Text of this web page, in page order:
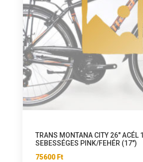
TRANS MONTANA CITY 26″ ACÉL 1
SEBESSÉGES PINK/FEHÉR (17″)
75600 Ft